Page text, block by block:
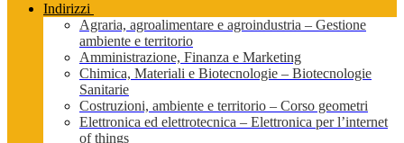
Indirizzi
Agraria, agroalimentare e agroindustria – Gestione
ambiente e territorio
Amministrazione, Finanza e Marketing
Chimica, Materiali e Biotecnologie – Biotecnologie
Sanitarie
Costruzioni, ambiente e territorio – Corso geometri
Elettronica ed elettrotecnica – Elettronica per l’internet
of things